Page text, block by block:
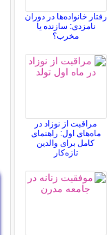
رفتار خانواده‌ها در دوران
نامزدی: سازنده یا
مخرب؟
مراقبت از نوزاد در
ماه‌های اول: راهنمای
کامل برای والدین
تازه‌کار